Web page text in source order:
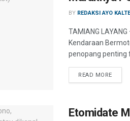
BY REDAKSI AYO
TAMIANG
Kendaraan
penopang penting
READ MORE
Etomidate